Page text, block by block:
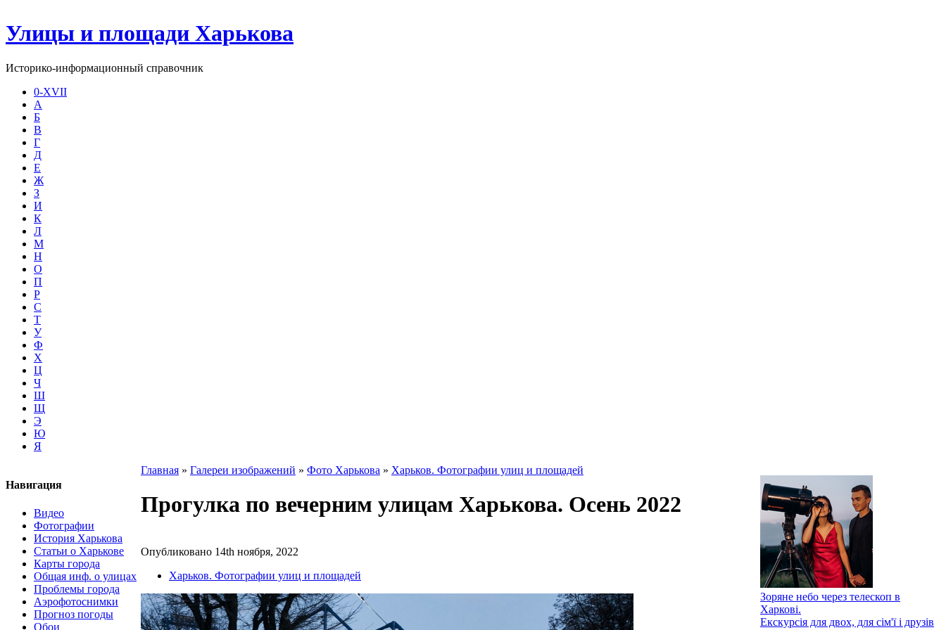
Улицы и площади Харькова
Историко-информационный справочник
0-XVII
А
Б
В
Г
Д
Е
Ж
З
И
К
Л
М
Н
О
П
Р
С
Т
У
Ф
Х
Ц
Ч
Ш
Щ
Э
Ю
Я
Навигация
Видео
Фотографии
История Харькова
Статьи о Харькове
Карты города
Общая инф. о улицах
Проблемы города
Аэрофотоснимки
Прогноз погоды
Обои
Главная » Галереи изображений » Фото Харькова » Харьков. Фотографии улиц и площадей
Прогулка по вечерним улицам Харькова. Осень 2022
Опубликовано 14th ноября, 2022
Харьков. Фотографии улиц и площадей
Зоряне небо через телескоп в
Харкові.
Екскурсія для двох, для сім'ї і друзів